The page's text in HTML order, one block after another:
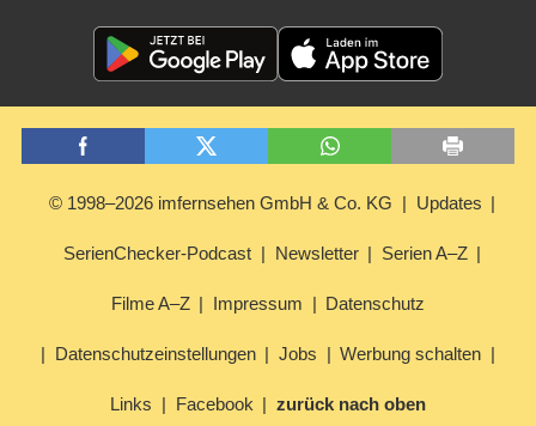
© 1998–2026 imfernsehen GmbH & Co. KG Updates
SerienChecker-Podcast Newsletter Serien A–Z
Filme A–Z Impressum Datenschutz
Datenschutzeinstellungen Jobs Werbung schalten
Links Facebook zurück nach oben